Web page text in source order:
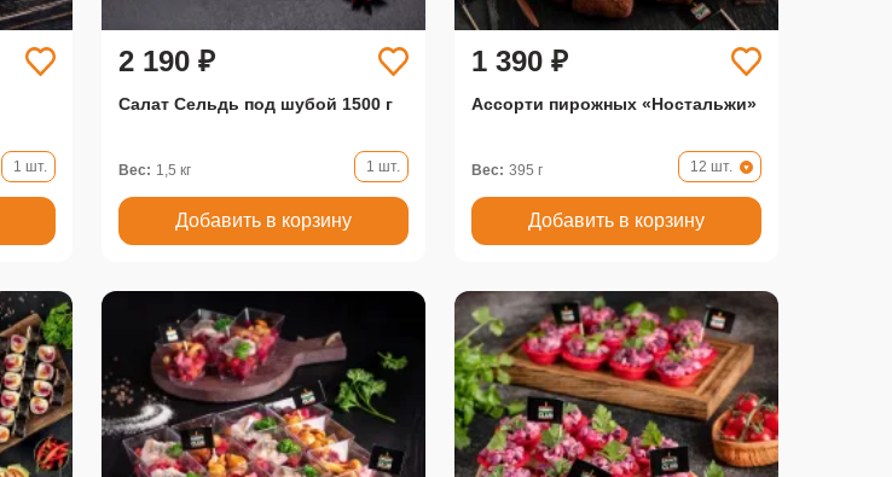
1 шт.
2 190 ₽
Салат Сельдь под шубой 1500 г
Вес: 1,5 кг 1 шт.
Добавить в корзину
1 390 ₽
Ассорти пирожных «Ностальжи»
Вес: 395 г 12 шт.
Добавить в корзину